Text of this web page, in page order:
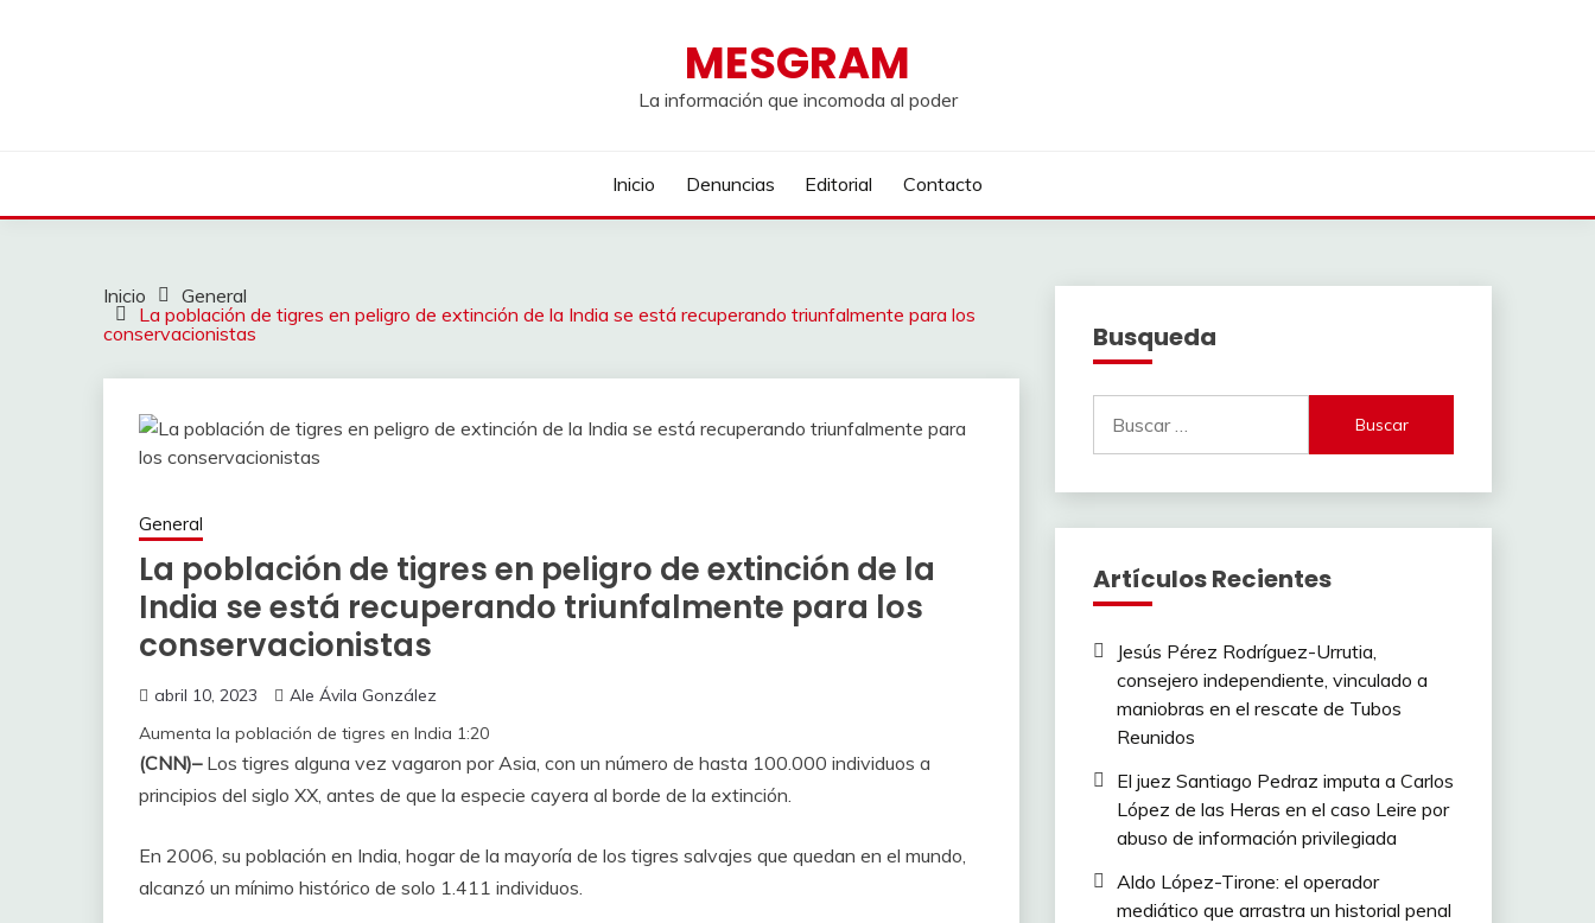
MESGRAM
La información que incomoda al poder
Inicio Denuncias Editorial Contacto
Inicio
General
La población de tigres en peligro de extinción de la India se está recuperando triunfalmente para los
conservacionistas
General
La población de tigres en peligro de extinción de la
India se está recuperando triunfalmente para los
conservacionistas
abril 10, 2023
Ale Ávila González
Aumenta la población de tigres en India 1:20
(CNN)–Los tigres alguna vez vagaron por Asia, con un número de hasta 100.000 individuos a
principios del siglo XX, antes de que la especie cayera al borde de la extinción.
En 2006, su población en India, hogar de la mayoría de los tigres salvajes que quedan en el mundo,
alcanzó un mínimo histórico de solo 1.411 individuos.
Busqueda
Artículos Recientes
Jesús Pérez Rodríguez-Urrutia,
consejero independiente, vinculado a
maniobras en el rescate de Tubos
Reunidos
El juez Santiago Pedraz imputa a Carlos
López de las Heras en el caso Leire por
abuso de información privilegiada
Aldo López-Tirone: el operador
mediático que arrastra un historial penal